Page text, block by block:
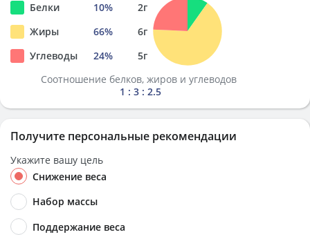
Белки 10% 2г
Жиры
66% 6г
Углеводы
24% 5г
Соотношение белков, жиров и углеводов
1 : 3 : 2.5
Получите персональные рекомендации
Укажите вашу цель
Снижение веса
Набор массы
Поддержание веса